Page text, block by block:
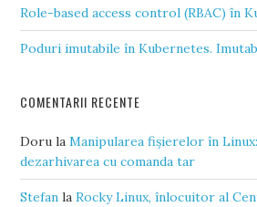
Role-based access control (RBAC) în
Poduri imutabile în Kubernetes.
COMENTARII RECENTE
Doru laManipularea fișierelor în
dezarhivarea cu comanda tar
Stefan laRocky Linux, înlocuitor al